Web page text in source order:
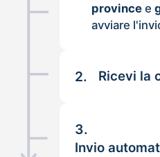
province e
avviare
2. Ricevi la
3.
Invio